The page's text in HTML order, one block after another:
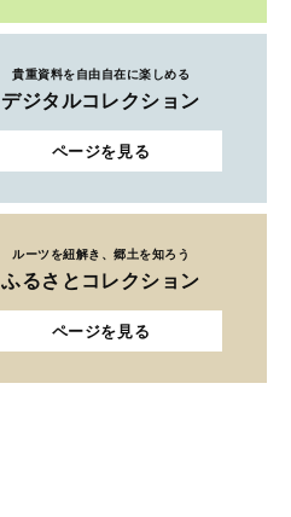
貴重資料を自由自在に楽しめる
デジタルコレクション
ページを見る
ルーツを紐解き、郷土を知ろう
ふるさとコレクション
ページを見る